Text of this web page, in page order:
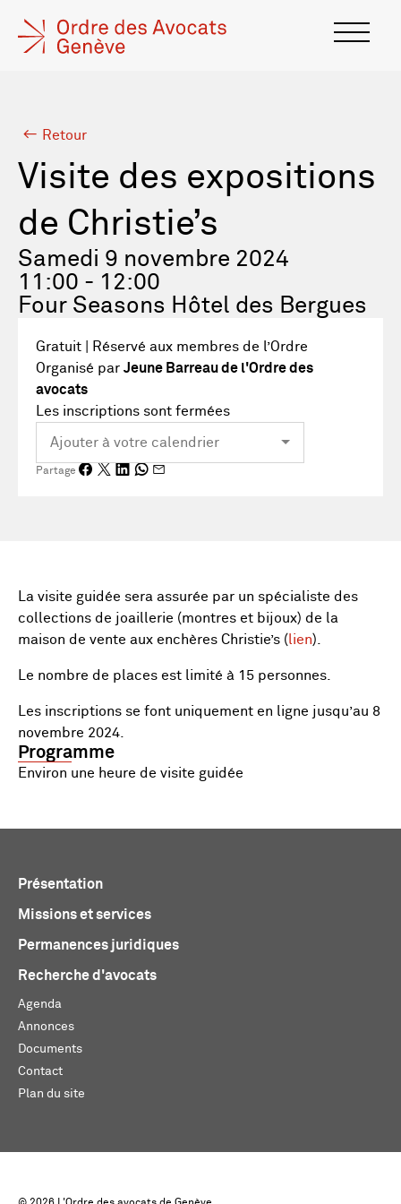
Retour
Visite des expositions
de Christie’s
Samedi 9 novembre 2024
11:00 - 12:00
Four Seasons Hôtel des Bergues
Gratuit | Réservé aux membres de l’Ordre
Organisé par Jeune Barreau de l'Ordre des
avocats
Les inscriptions sont fermées
Partage
La visite guidée sera assurée par un spécialiste des
collections de joaillerie (montres et bijoux) de la
maison de vente aux enchères Christie’s ( lien).
Le nombre de places est limité à 15 personnes.
Les inscriptions se font uniquement en ligne jusqu’au 8
novembre 2024.
Programme
Environ une heure de visite guidée
Présentation
Missions et services
Permanences juridiques
Recherche d'avocats
Agenda
Annonces
Documents
Contact
Plan du site